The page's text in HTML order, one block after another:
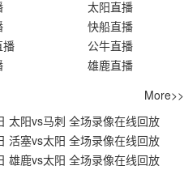
太阳直播
快船直播
播
公牛直播
雄鹿直播
More>>
太阳vs马刺 全场录像在线回放
活塞vs太阳 全场录像在线回放
雄鹿vs太阳 全场录像在线回放